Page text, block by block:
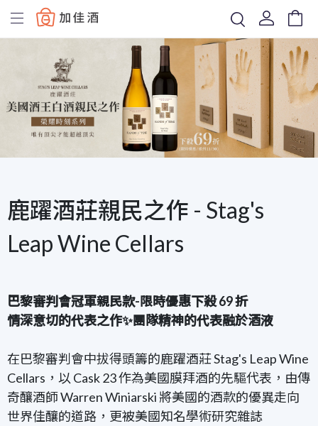
Baccus
鹿躍酒莊親民之作 - Stag's
Leap Wine Cellars
巴黎審判會冠軍親民款-限時優惠下殺 69 折
情深意切的代表之作✨團隊精神的代表融於酒液
在巴黎審判會中拔得頭籌的鹿躍酒莊 Stag's Leap Wine
Cellars ，以 Cask 23 作為美國膜拜酒的先驅代表，由傳
奇釀酒師 Warren Winiarski 將美國的酒款的優異走向
世界佳釀的道路，更被美國知名學術研究雜誌